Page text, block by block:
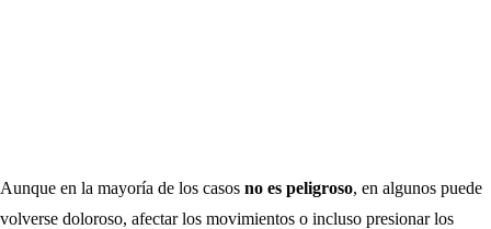
Aunque en la mayoría de los casos no es peligroso, en algunos puede
volverse doloroso, afectar los movimientos o incluso presionar los